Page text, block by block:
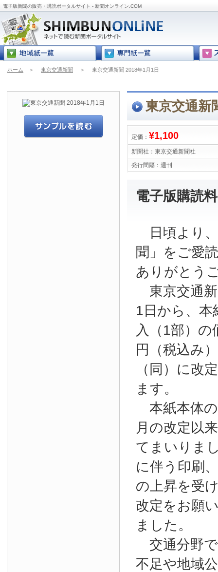
電子版新聞の販売・購読ポータルサイト - 新聞オンライン.COM
ホーム ＞ 東京交通新聞 ＞ 東京交通新聞 2018年1月1日
東京交通新
定価： ¥1,100
新聞社： 東京交通新聞社
発行間隔： 週刊
電子版購読
日頃より
聞」をご愛
ありがとう
東京交通
1日から、本
入（1部）
円（税込み
（同）に改
ます。
本紙本体
月の改定以
てまいりま
に伴う印刷
の上昇を受
改定をお願
ました。
交通分野
不足や地域